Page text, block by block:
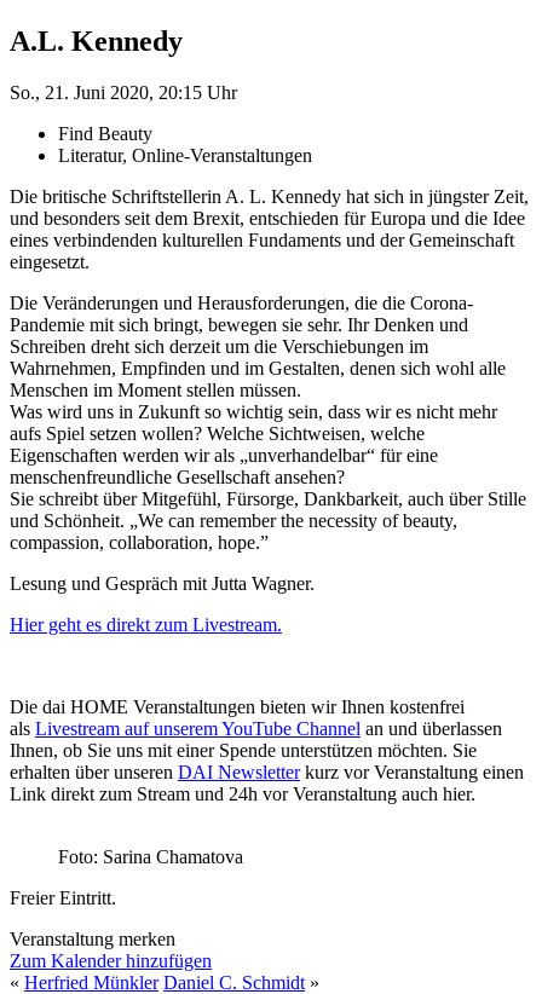
A.L. Kennedy
So., 21. Juni 2020, 20:15 Uhr
Find Beauty
Literatur, Online-Veranstaltungen
Die britische Schriftstellerin A. L. Kennedy hat sich in jüngster Zeit,
und besonders seit dem Brexit, entschieden für Europa und die Idee
eines verbindenden kulturellen Fundaments und der Gemeinschaft
eingesetzt.
Die Veränderungen und Herausforderungen, die die Corona-
Pandemie mit sich bringt, bewegen sie sehr. Ihr Denken und
Schreiben dreht sich derzeit um die Verschiebungen im
Wahrnehmen, Empfinden und im Gestalten, denen sich wohl alle
Menschen im Moment stellen müssen.
Was wird uns in Zukunft so wichtig sein, dass wir es nicht mehr
aufs Spiel setzen wollen? Welche Sichtweisen, welche
Eigenschaften werden wir als „unverhandelbar“ für eine
menschenfreundliche Gesellschaft ansehen?
Sie schreibt über Mitgefühl, Fürsorge, Dankbarkeit, auch über Stille
und Schönheit. „We can remember the necessity of beauty,
compassion, collaboration, hope.”
Lesung und Gespräch mit Jutta Wagner.
Hier geht es direkt zum Livestream.
Die dai HOME Veranstaltungen bieten wir Ihnen kostenfrei
als Livestream auf unserem YouTube Channel an und überlassen
Ihnen, ob Sie uns mit einer Spende unterstützen möchten. Sie
erhalten über unseren DAI Newsletterkurz vor Veranstaltung einen
Link direkt zum Stream und 24h vor Veranstaltung auch hier.
Foto: Sarina Chamatova
Freier Eintritt.
Veranstaltung merken
Zum Kalender hinzufügen
« Herfried Münkler Daniel C. Schmidt »